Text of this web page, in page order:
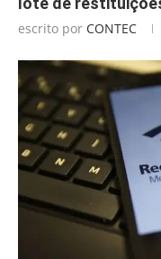
escrito por CONTEC